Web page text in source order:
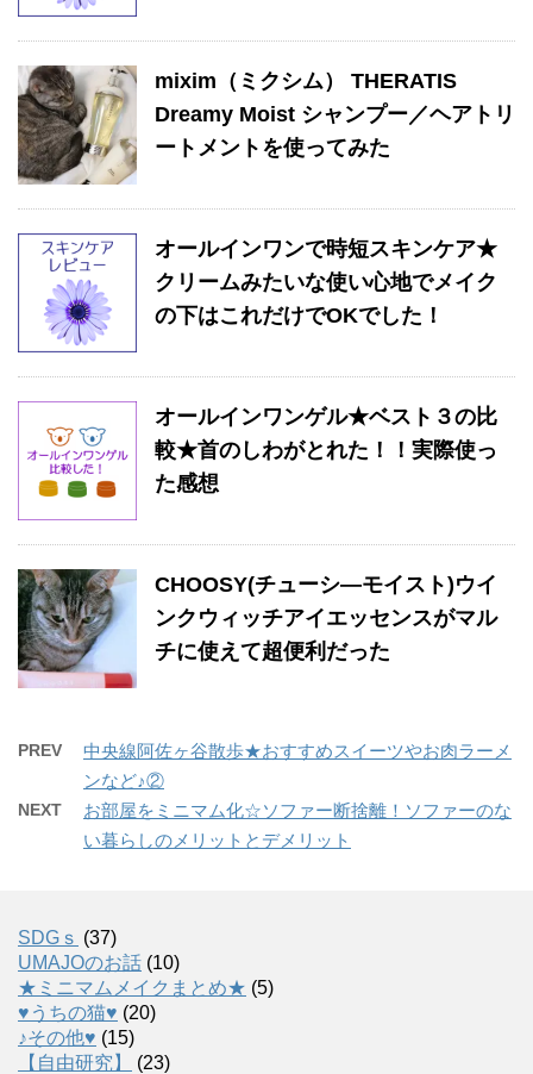
mixim（ミクシム） THERATIS
Dreamy Moist シャンプー／ヘアトリ
ートメントを使ってみた
オールインワンで時短スキンケア★
クリームみたいな使い心地でメイク
の下はこれだけでOKでした！
オールインワンゲル★ベスト３の比
較★首のしわがとれた！！実際使っ
た感想
CHOOSY(チューシ―モイスト)ウイ
ンクウィッチアイエッセンスがマル
チに使えて超便利だった
PREV
中央線阿佐ヶ谷散歩★おすすめスイーツやお肉ラーメ
ンなど♪②
NEXT
お部屋をミニマム化☆ソファー断捨離！ソファーのな
い暮らしのメリットとデメリット
SDGｓ (37)
UMAJOのお話 (10)
★ミニマムメイクまとめ★ (5)
♥うちの猫♥ (20)
♪その他♥ (15)
【自由研究】
(23)